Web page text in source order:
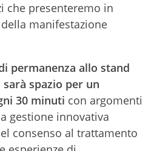
che presenteremo in
manifestazione
permanenza allo stand
sarà spazio per un
30 minuti con argomenti
gestione innovativa
consenso al trattamento